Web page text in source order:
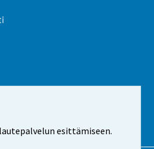
esittämiseen.